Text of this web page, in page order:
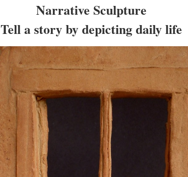
Narrative Sculpture
Tell a story by depicting daily life